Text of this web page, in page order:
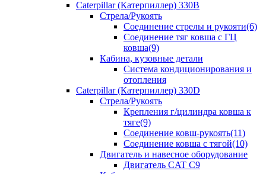
Caterpillar (Катерпиллер) 330B
Стрела/Рукоять
Соединение стрелы и рукояти(6)
Соединение тяг ковша с ГЦ
ковша(9)
Кабина, кузовные детали
Система кондиционирования и
отопления
Caterpillar (Катерпиллер) 330D
Стрела/Рукоять
Крепления г/цилиндра ковша к
тяге(9)
Соединение ковш-рукоять(11)
Соединение ковша с тягой(10)
Двигатель и навесное оборудование
Двигатель CAT C9